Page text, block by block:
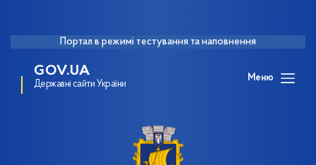
Портал в режимі тестування та наповнення
GOV.UA
Державні сайти України
Меню